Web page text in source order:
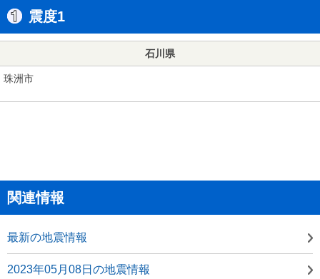
震度1
石川県
珠洲市
関連情報
最新の地震情報
2023年05月08日の地震情報